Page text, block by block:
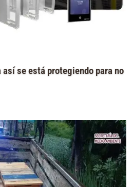
se está protegiendo para no